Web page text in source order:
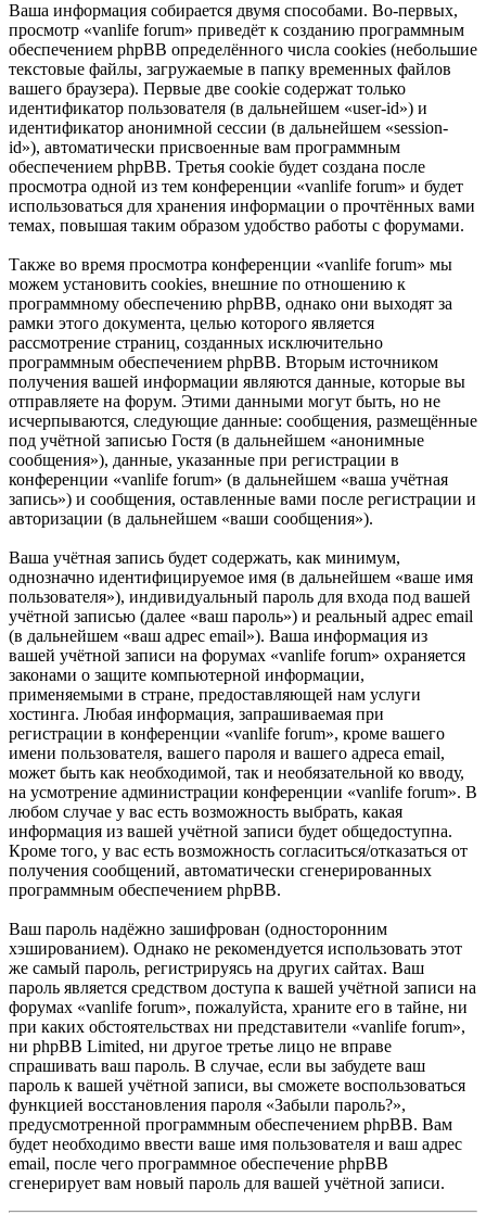
Ваша информация собирается двумя способами. Во-первых,
просмотр «vanlife forum» приведёт к созданию программным
обеспечением phpBB определённого числа cookies (небольшие
текстовые файлы, загружаемые в папку временных файлов
вашего браузера). Первые две cookie содержат только
идентификатор пользователя (в дальнейшем «user-id») и
идентификатор анонимной сессии (в дальнейшем «session-
id»), автоматически присвоенные вам программным
обеспечением phpBB. Третья cookie будет создана после
просмотра одной из тем конференции «vanlife forum» и будет
использоваться для хранения информации о прочтённых вами
темах, повышая таким образом удобство работы с форумами.
Также во время просмотра конференции «vanlife forum» мы
можем установить cookies, внешние по отношению к
программному обеспечению phpBB, однако они выходят за
рамки этого документа, целью которого является
рассмотрение страниц, созданных исключительно
программным обеспечением phpBB. Вторым источником
получения вашей информации являются данные, которые вы
отправляете на форум. Этими данными могут быть, но не
исчерпываются, следующие данные: сообщения, размещённые
под учётной записью Гостя (в дальнейшем «анонимные
сообщения»), данные, указанные при регистрации в
конференции «vanlife forum» (в дальнейшем «ваша учётная
запись») и сообщения, оставленные вами после регистрации и
авторизации (в дальнейшем «ваши сообщения»).
Ваша учётная запись будет содержать, как минимум,
однозначно идентифицируемое имя (в дальнейшем «ваше имя
пользователя»), индивидуальный пароль для входа под вашей
учётной записью (далее «ваш пароль») и реальный адрес email
(в дальнейшем «ваш адрес email»). Ваша информация из
вашей учётной записи на форумах «vanlife forum» охраняется
законами о защите компьютерной информации,
применяемыми в стране, предоставляющей нам услуги
хостинга. Любая информация, запрашиваемая при
регистрации в конференции «vanlife forum», кроме вашего
имени пользователя, вашего пароля и вашего адреса email,
может быть как необходимой, так и необязательной ко вводу,
на усмотрение администрации конференции «vanlife forum». В
любом случае у вас есть возможность выбрать, какая
информация из вашей учётной записи будет общедоступна.
Кроме того, у вас есть возможность согласиться/отказаться от
получения сообщений, автоматически сгенерированных
программным обеспечением phpBB.
Ваш пароль надёжно зашифрован (односторонним
хэшированием). Однако не рекомендуется использовать этот
же самый пароль, регистрируясь на других сайтах. Ваш
пароль является средством доступа к вашей учётной записи на
форумах «vanlife forum», пожалуйста, храните его в тайне, ни
при каких обстоятельствах ни представители «vanlife forum»,
ни phpBB Limited, ни другое третье лицо не вправе
спрашивать ваш пароль. В случае, если вы забудете ваш
пароль к вашей учётной записи, вы сможете воспользоваться
функцией восстановления пароля «Забыли пароль?»,
предусмотренной программным обеспечением phpBB. Вам
будет необходимо ввести ваше имя пользователя и ваш адрес
email, после чего программное обеспечение phpBB
сгенерирует вам новый пароль для вашей учётной записи.